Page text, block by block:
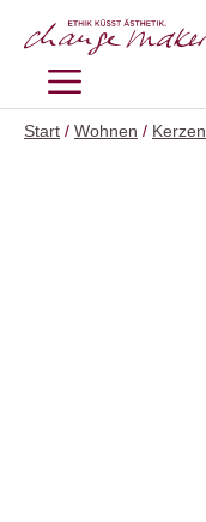
Inhalt
MENÜ
Start / Wohnen / Kerzen